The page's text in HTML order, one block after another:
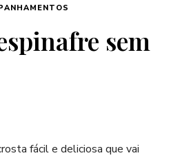
sem
fácil e deliciosa que vai